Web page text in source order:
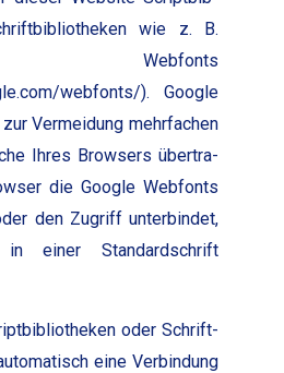
wie z. B.
Web­fonts
webfonts/). Google
Ver­mei­dung mehrfachen
Ihres Browsers über­tra­
die Google Web­fonts
den Zugriff unterbindet,
ein­er Stan­dard­schrift
oder Schrift­
eine Verbindung